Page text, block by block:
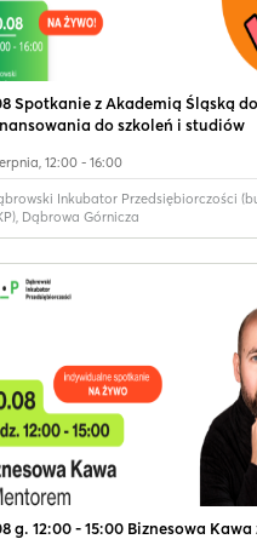
Spotkanie z Akademią Śląską
do szkoleń i studiów
regionie. Bezpłatne konsultacje
12:00 - 16:00
Inkubator Przedsiębiorczości
, Dąbrowa Górnicza
g. 12:00 - 15:00 Biznesowa